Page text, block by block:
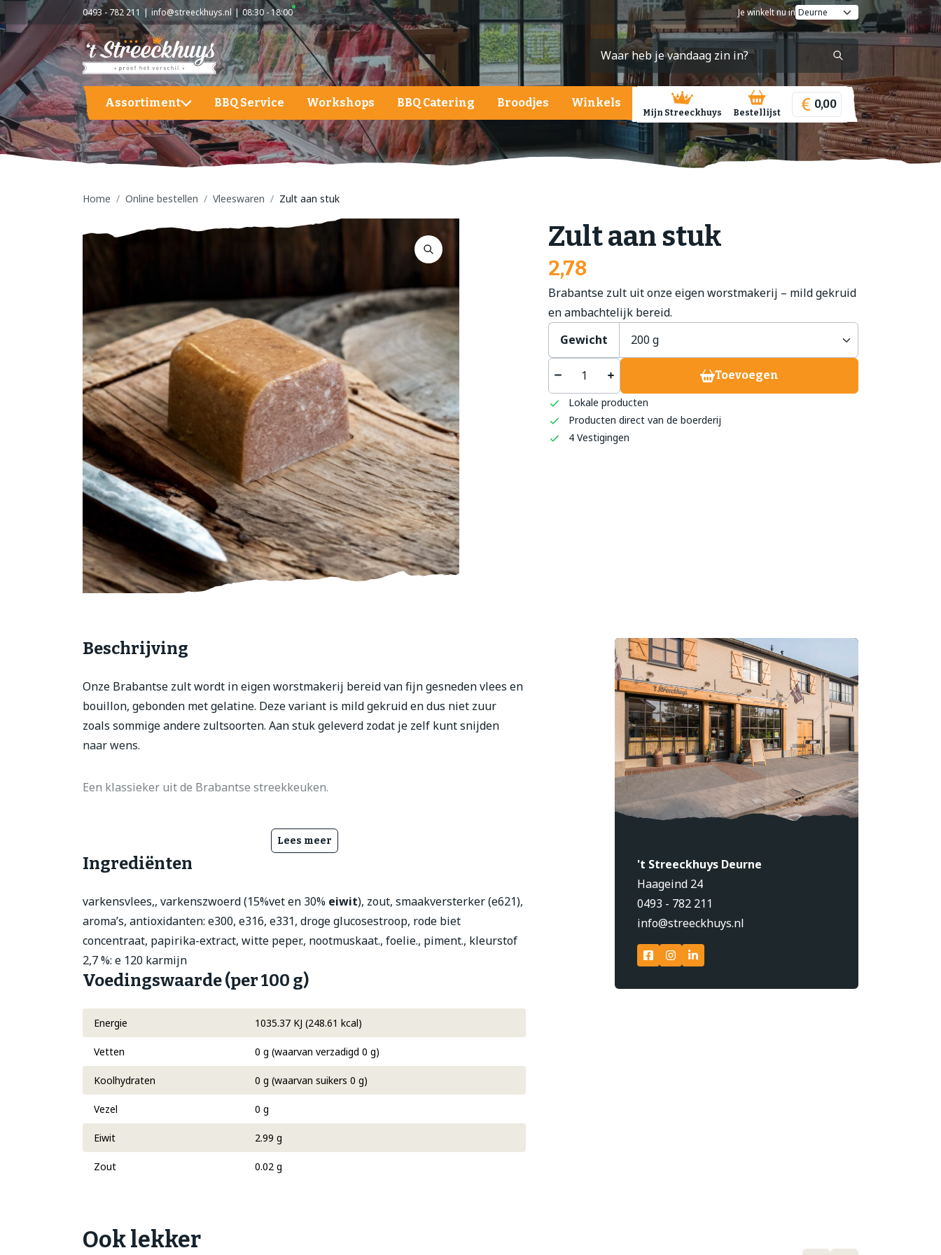
0493 - 782 211 info@streeckhuys.nl 08:30 - 18:00 Je winkelt nu in
Assortiment
Aardappelen, groente en fruit
Hapjes / Tapas
Kaas
Vleeswaren
Gourmet
Zuivel
Brood
Aardappelen, groente en fruit
Groenten
't Streeckhuys Deurne
0493 - 782 211
info@streeckhuys.nl
BBQ Service Workshops BBQ Catering Broodjes Winkels
Mijn Streeckhuys Bestellijst
0,00
Home Online bestellen Vleeswaren Zult aan stuk
Zult aan stuk
2,78
Brabantse zult uit onze eigen worstmakerij – mild gekruid
en ambachtelijk bereid.
Gewicht
Toevoegen
Lokale producten
Producten direct van de boerderij
4 Vestigingen
Beschrijving
Onze Brabantse zult wordt in eigen worstmakerij bereid van fijn gesneden vlees en
bouillon, gebonden met gelatine. Deze variant is mild gekruid en dus niet zuur
zoals sommige andere zultsoorten. Aan stuk geleverd zodat je zelf kunt snijden
naar wens.
Een klassieker uit de Brabantse streekkeuken.
Lees meer
Ingrediënten
varkensvlees,, varkenszwoerd (15%vet en 30% eiwit), zout, smaakversterker (e621),
aroma’s, antioxidanten: e300, e316, e331, droge glucosestroop, rode biet
concentraat, papirika-extract, witte peper., nootmuskaat., foelie., piment., kleurstof
2,7 %: e 120 karmijn
Voedingswaarde (per 100 g)
Energie 1035.37 KJ (248.61 kcal)
Vetten 0 g (waarvan verzadigd 0 g)
Koolhydraten 0 g (waarvan suikers 0 g)
Vezel 0 g
Eiwit 2.99 g
Zout 0.02 g
't Streeckhuys Deurne
Haageind 24
0493 - 782 211
info@streeckhuys.nl
Ook lekker